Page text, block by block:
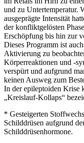
und zu Untertemperatur.
ausgeprägte Intensität
der konfliktgelösten
Erschöpfung bis hin zur
Dieses Programm ist
Aktivierung zu
Körperreaktionen und -
verspürt und aufgrund
keinen Ausweg zum
In der epileptoiden Krise
„Kreislauf-Kollaps“
* Gesteigerten
Schilddrüsen aufgrund
Schilddrüsenhormone.